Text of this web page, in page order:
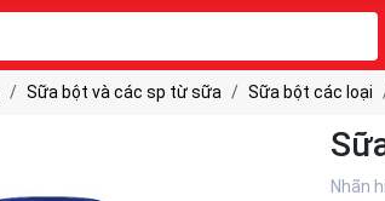
Sữa bột và các sp từ sữa Sữa bột các loại
Nhãn